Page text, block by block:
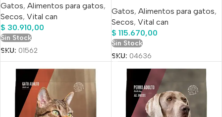
Gatos, Alimentos para gatos,
Secos, Vital can
$ 30.910,00
Sin Stock
SKU: 01562
Gatos, Alimentos para gatos,
Secos, Vital can
$ 115.670,00
Sin Stock
SKU: 04636